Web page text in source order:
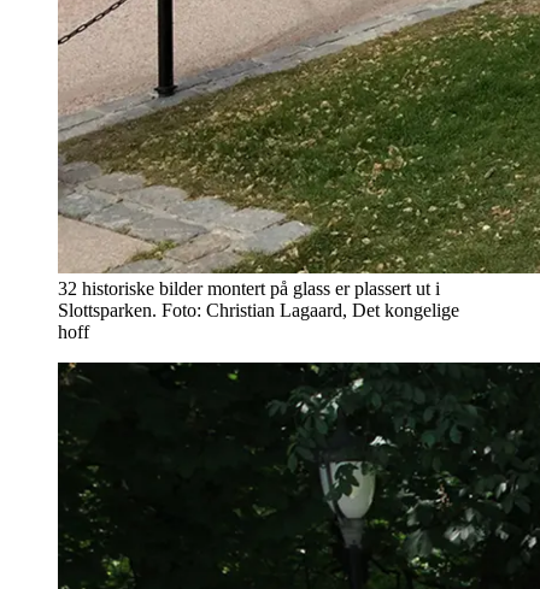
32 historiske bilder montert på glass er plassert ut i
Slottsparken. Foto: Christian Lagaard, Det kongelige
hoff